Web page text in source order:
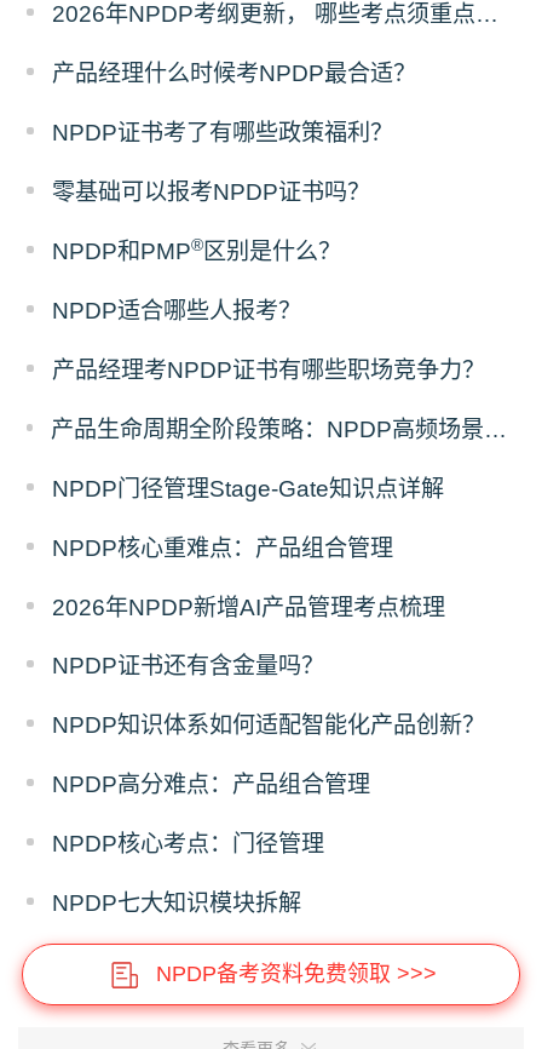
2026年NPDP考纲更新， 哪些考点须重点掌握？
产品经理什么时候考NPDP最合适？
NPDP证书考了有哪些政策福利？
零基础可以报考NPDP证书吗？
NPDP和PMP® 区别是什么？
NPDP适合哪些人报考？
产品经理考NPDP证书有哪些职场竞争力？
产品生命周期全阶段策略：NPDP高频场景题答题模板
NPDP门径管理Stage-Gate知识点详解
NPDP核心重难点：产品组合管理
2026年NPDP新增AI产品管理考点梳理
NPDP证书还有含金量吗？
NPDP知识体系如何适配智能化产品创新？
NPDP高分难点：产品组合管理
NPDP核心考点：门径管理
NPDP七大知识模块拆解
NPDP备考资料免费领取 >>>